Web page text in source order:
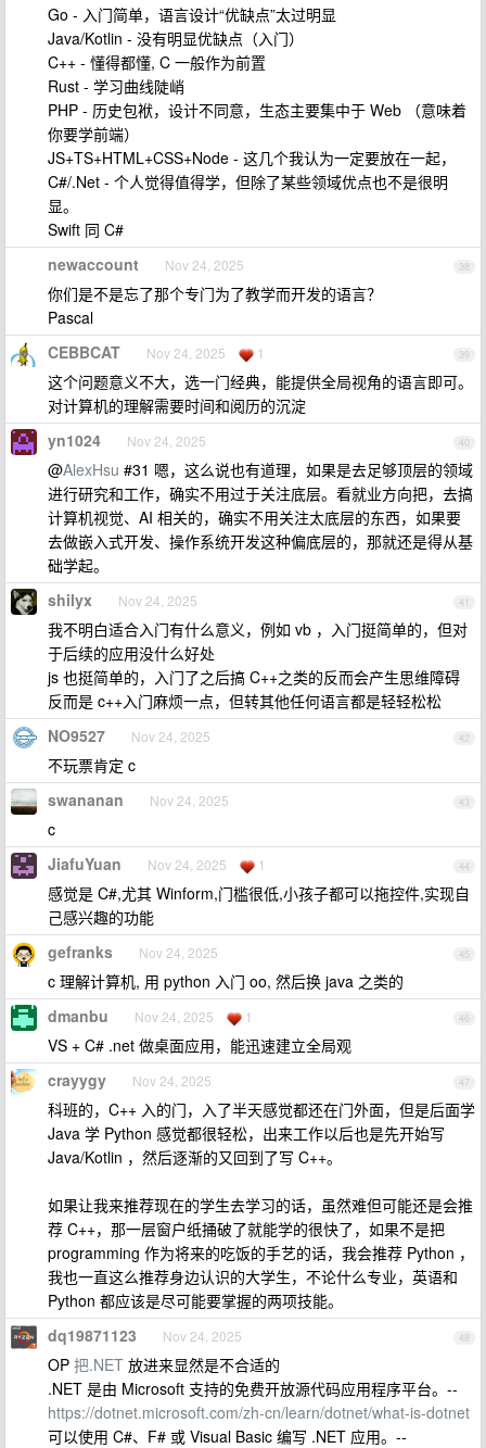
Go - 入门简单，语言设计“优缺点”太过明显
Java/Kotlin - 没有明显优缺点（入门）
C++ - 懂得都懂, C 一般作为前置
Rust - 学习曲线陡峭
PHP - 历史包袱，设计不同意，生态主要集中于 Web （意味着
你要学前端）
JS+TS+HTML+CSS+Node - 这几个我认为一定要放在一起，
C#/.Net - 个人觉得值得学，但除了某些领域优点也不是很明
显。
Swift 同 C#
38
newaccount Nov 24, 2025
你们是不是忘了那个专门为了教学而开发的语言？
Pascal
39
CEBBCAT Nov 24, 2025 1
这个问题意义不大，选一门经典，能提供全局视角的语言即可。
对计算机的理解需要时间和阅历的沉淀
40
yn1024 Nov 24, 2025
@AlexHsu #31 嗯，这么说也有道理，如果是去足够顶层的领域
进行研究和工作，确实不用过于关注底层。看就业方向把，去搞
计算机视觉、AI 相关的，确实不用关注太底层的东西，如果要
去做嵌入式开发、操作系统开发这种偏底层的，那就还是得从基
础学起。
41
shilyx Nov 24, 2025
我不明白适合入门有什么意义，例如 vb ，入门挺简单的，但对
于后续的应用没什么好处
js 也挺简单的，入门了之后搞 C++之类的反而会产生思维障碍
反而是 c++入门麻烦一点，但转其他任何语言都是轻轻松松
42
NO9527 Nov 24, 2025
不玩票肯定 c
43
swananan Nov 24, 2025
c
44
JiafuYuan Nov 24, 2025 1
感觉是 C#,尤其 Winform,门槛很低,小孩子都可以拖控件,实现自
己感兴趣的功能
45
gefranks Nov 24, 2025
c 理解计算机, 用 python 入门 oo, 然后换 java 之类的
46
dmanbu Nov 24, 2025 1
VS + C# .net 做桌面应用，能迅速建立全局观
47
crayygy Nov 24, 2025
科班的，C++ 入的门，入了半天感觉都还在门外面，但是后面学
Java 学 Python 感觉都很轻松，出来工作以后也是先开始写
Java/Kotlin ，然后逐渐的又回到了写 C++。
如果让我来推荐现在的学生去学习的话，虽然难但可能还是会推
荐 C++，那一层窗户纸捅破了就能学的很快了，如果不是把
programming 作为将来的吃饭的手艺的话，我会推荐 Python ，
我也一直这么推荐身边认识的大学生，不论什么专业，英语和
Python 都应该是尽可能要掌握的两项技能。
48
dq19871123 Nov 24, 2025
OP 把.NET 放进来显然是不合适的
.NET 是由 Microsoft 支持的免费开放源代码应用程序平台。--
https://dotnet.microsoft.com/zh-cn/learn/dotnet/what-is-dotnet
可以使用 C#、F# 或 Visual Basic 编写 .NET 应用。--